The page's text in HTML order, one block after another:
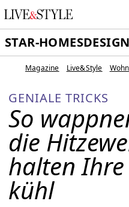
STAR-HOMES
Magazine Live&Style
GENIALE TRICKS
So
die
halten
kühl